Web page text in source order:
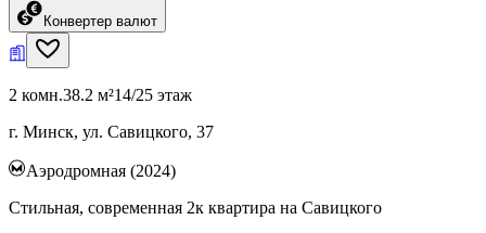
Конвертер валют
2 комн.38.2 м²14/25 этаж
г. Минск, ул. Савицкого, 37
Аэродромная (2024)
Стильная, современная 2к квартира на Савицкого